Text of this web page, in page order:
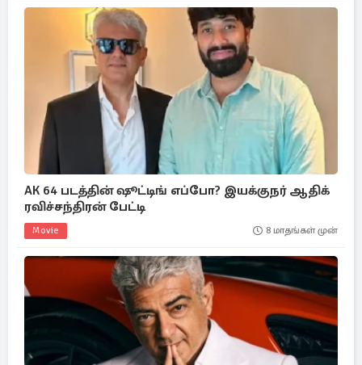
AK 64 படத்தின் ஷூட்டிங் எப்போ? இயக்குநர் ஆதிக்
ரவிச்சந்திரன் பேட்டி
Movie 8 மாதங்கள் முன்